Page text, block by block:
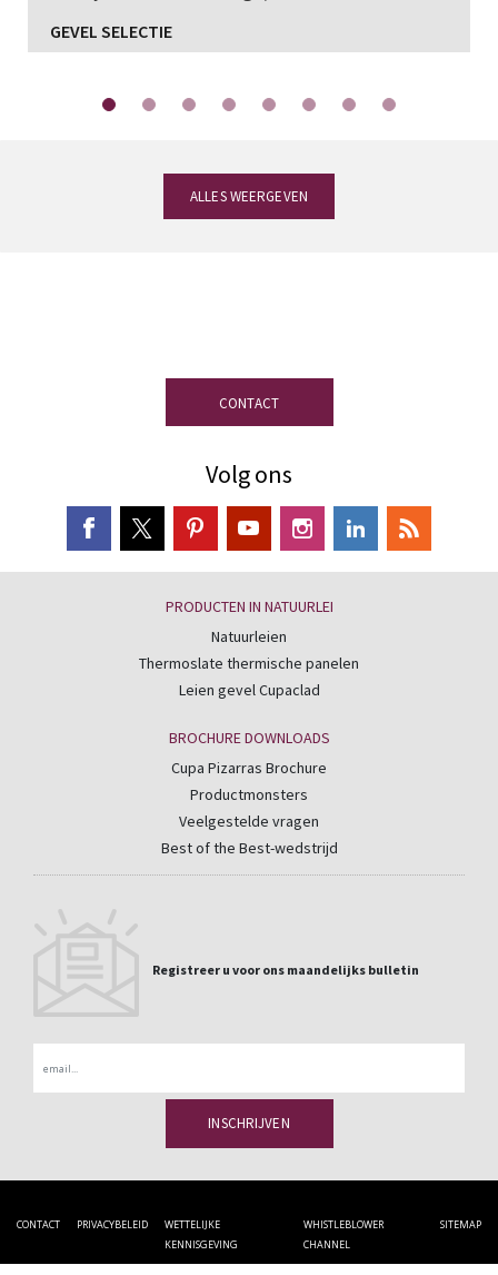
GEVEL SELECTIE
ALLES WEERGEVEN
CONTACT
Volg ons
PRODUCTEN IN NATUURLEI
Natuurleien
Thermoslate thermische panelen
Leien gevel Cupaclad
BROCHURE DOWNLOADS
Cupa Pizarras Brochure
Productmonsters
Veelgestelde vragen
Best of the Best-wedstrijd
Registreer u voor ons maandelijks bulletin
CONTACT PRIVACYBELEID
WETTELIJKE
KENNISGEVING
WHISTLEBLOWER
CHANNEL
SITEMAP